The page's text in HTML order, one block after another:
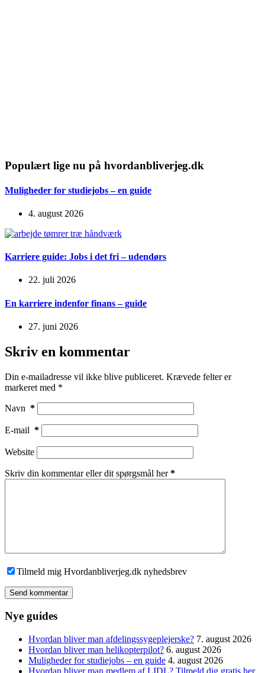
Populært lige nu på hvordanbliverjeg.dk
Muligheder for studiejobs – en guide
4. august 2026
Karriere guide: Jobs i det fri – udendørs
22. juli 2026
En karriere indenfor finans – guide
27. juni 2026
Skriv en kommentar
Din e-mailadresse vil ikke blive publiceret. Krævede felter er
markeret med *
Navn *
E-mail *
Website
Skriv din kommentar eller dit spørgsmål her*
Tilmeld mig Hvordanbliverjeg.dk nyhedsbrev
Send kommentar
Nye guides
Hvordan bliver man afdelingssygeplejerske? 7. august 2026
Hvordan bliver man helikopterpilot? 6. august 2026
Muligheder for studiejobs – en guide 4. august 2026